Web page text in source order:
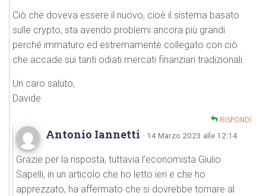
Ciò che doveva essere il nuovo, cioè il sistema basato
sulle crypto, sta avendo problemi ancora più grandi
perché immaturo ed estremamente collegato con ciò
che accade sui tanti odiati mercati finanziari tradizionali.
Un caro saluto,
Davide
RISPONDI
Antonio Iannetti · 14 Marzo 2023 alle 12:14
Grazie per la risposta, tuttavia l’economista Giulio
Sapelli, in un articolo che ho letto ieri e che ho
apprezzato, ha affermato che si dovrebbe tornare al